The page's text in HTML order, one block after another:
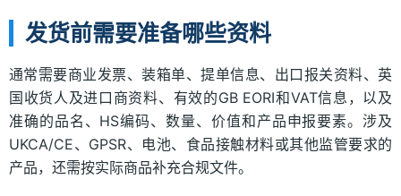
发货前需要准备哪些资料
通常需要商业发票、装箱单、提单信息、出口报关资料、英
国收货人及进口商资料、有效的GB EORI和VAT信息，以及
准确的品名、HS编码、数量、价值和产品申报要素。涉及
UKCA/CE、GPSR、电池、食品接触材料或其他监管要求的
产品，还需按实际商品补充合规文件。